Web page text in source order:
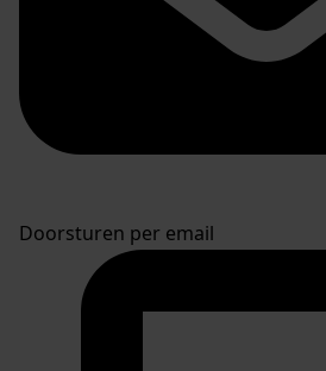
Doorsturen per email